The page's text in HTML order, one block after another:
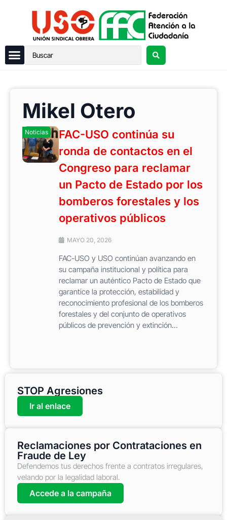
Mikel Otero
Noticias
FAC-USO continúa su
ronda de contactos en el
Congreso para reclamar
un Pacto de Estado por los
bomberos forestales y los
operativos públicos
MAYO 20, 2026
FAC-USO y USO continúan avanzando en
su campaña institucional y política para
reclamar un auténtico Pacto de Estado que
garantice la protección, estabilidad y
reconocimiento profesional de los bomberos
forestales y del conjunto de operativos
públicos de prevención y extinción...
STOP Agresiones
Ir al enlace
Reclamaciones por Contrataciones en
Fraude de Ley
Defendemos tus derechos frente a contratos irregulares,
velando por la legalidad laboral.
Accede a la campaña